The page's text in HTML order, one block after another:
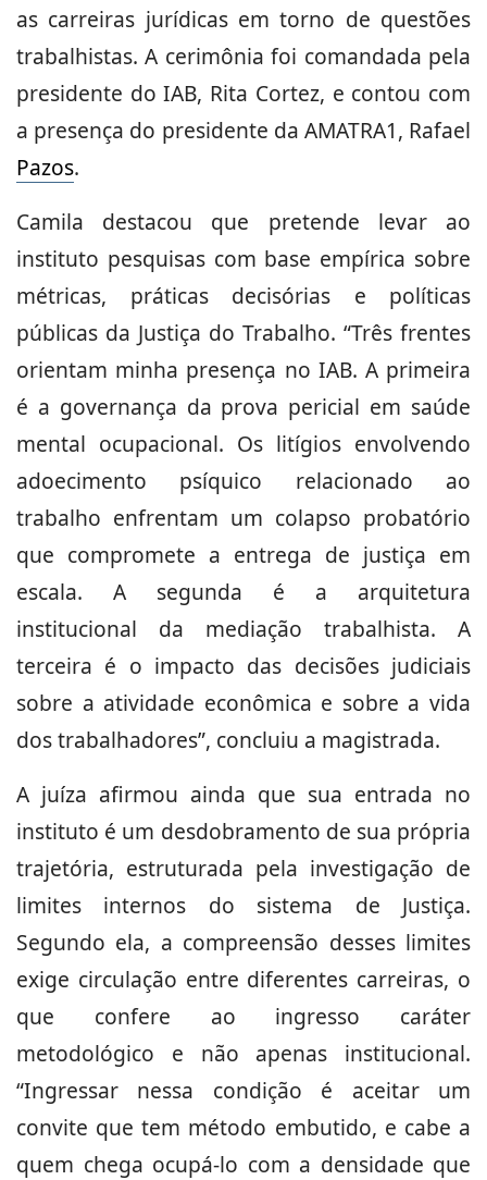
as carreiras jurídicas em torno de questões
trabalhistas. A cerimônia foi comandada pela
presidente do IAB, Rita Cortez, e contou com
a presença do presidente da AMATRA1, Rafael
Pazos.
Camila destacou que pretende levar ao
instituto pesquisas com base empírica sobre
métricas, práticas decisórias e políticas
públicas da Justiça do Trabalho. “Três frentes
orientam minha presença no IAB. A primeira
é a governança da prova pericial em saúde
mental ocupacional. Os litígios envolvendo
adoecimento psíquico relacionado ao
trabalho enfrentam um colapso probatório
que compromete a entrega de justiça em
escala. A segunda é a arquitetura
institucional da mediação trabalhista. A
terceira é o impacto das decisões judiciais
sobre a atividade econômica e sobre a vida
dos trabalhadores”, concluiu a magistrada.
A juíza afirmou ainda que sua entrada no
instituto é um desdobramento de sua própria
trajetória, estruturada pela investigação de
limites internos do sistema de Justiça.
Segundo ela, a compreensão desses limites
exige circulação entre diferentes carreiras, o
que confere ao ingresso caráter
metodológico e não apenas institucional.
“Ingressar nessa condição é aceitar um
convite que tem método embutido, e cabe a
quem chega ocupá-lo com a densidade que